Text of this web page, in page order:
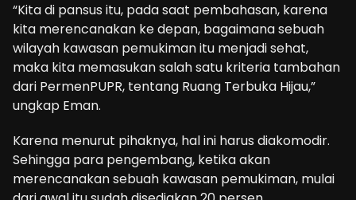
“Kita di pansus itu, pada saat pembahasan, karena
kita merencanakan ke depan, bagaimana sebuah
wilayah kawasan pemukiman itu menjadi sehat,
maka kita memasukan salah satu kriteria tambahan
dari PermenPUPR, tentang Ruang Terbuka Hijau,”
ungkap Eman.
Karena menurut pihaknya, hal ini harus diakomodir.
Sehingga para pengembang, ketika akan
merencanakan sebuah kawasan pemukiman, mulai